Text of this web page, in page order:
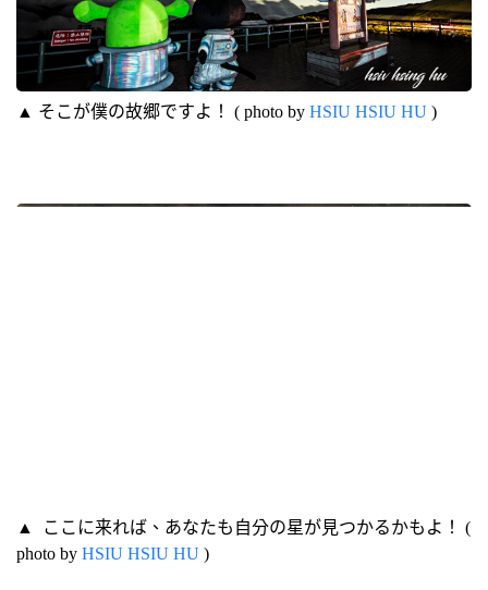
▲ そこが僕の故郷ですよ！ ( photo by HSIU HSIU HU )
▲ ここに来れば、あなたも自分の星が見つかるかもよ！ (
photo by HSIU HSIU HU )